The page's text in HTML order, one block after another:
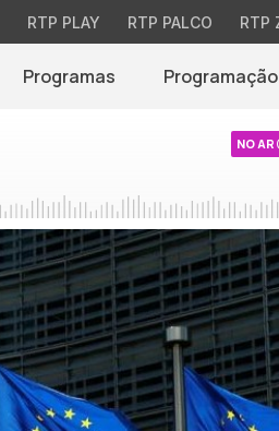
RTP PLAY RTP PALCO RTP
Programas Programação
NO AR